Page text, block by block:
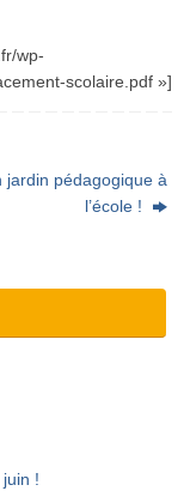
wp-
scolaire.pdf »]
jardin pédagogique à
l’école !
!